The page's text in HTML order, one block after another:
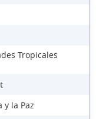
Tropicales
y la Paz